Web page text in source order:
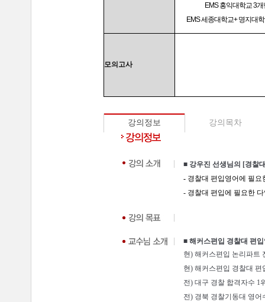
EMS 홍익대학교 3
EMS 세종대학교+ 명지대
모의고사
강의정보 강의목차
■ 강우진 선생님의 [경찰
- 경찰대 편입영어에 필
- 경찰대 편입에 필요한
■ 해커스편입 경찰대 편
현) 해커스편입 논리파트
현) 해커스편입 경찰대 편
전) 대구 경찰 합격자수 1
전) 경북 경찰기동대 영어